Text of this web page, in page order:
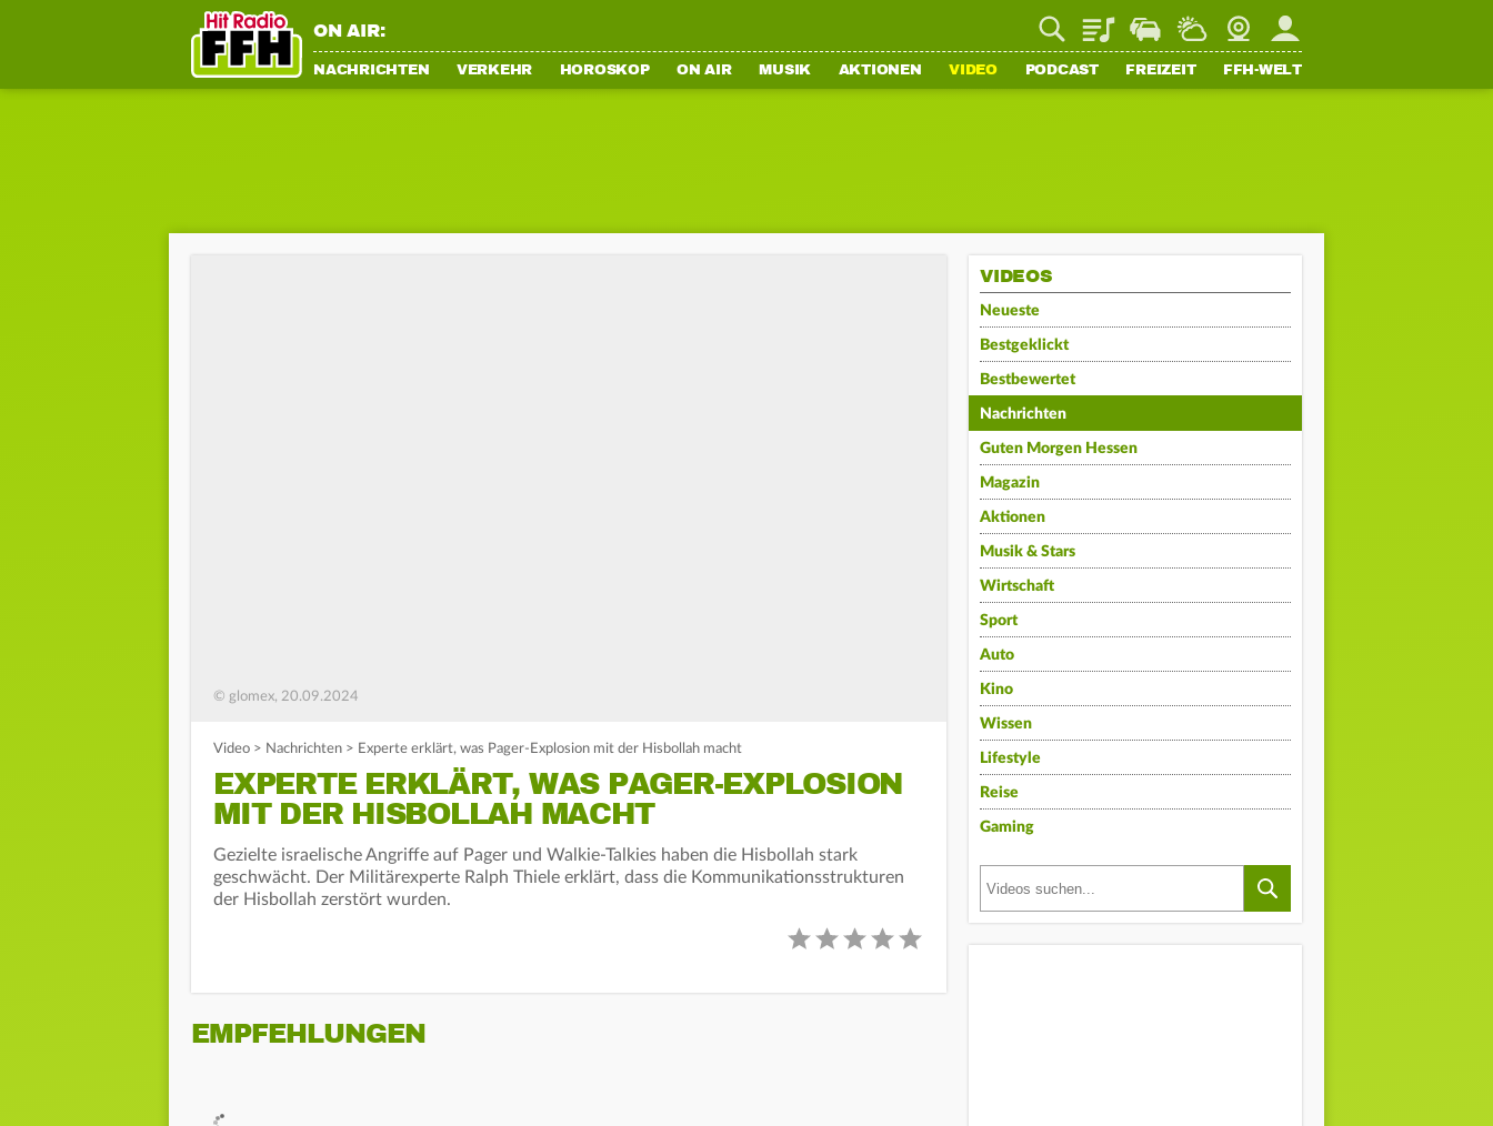
ON AIR: PlaylistStaupilotWetterWebcamMein FFH
NACHRICHTEN VERKEHR HOROSKOP ON AIR MUSIK AKTIONEN VIDEO PODCAST FREIZEIT FFH-WELT
© glomex, 20.09.2024
Video > Nachrichten > Experte erklärt, was Pager-Explosion mit der Hisbollah macht
EXPERTE ERKLÄRT, WAS PAGER-EXPLOSION
MIT DER HISBOLLAH MACHT
Gezielte israelische Angriffe auf Pager und Walkie-Talkies haben die Hisbollah stark
geschwächt. Der Militärexperte Ralph Thiele erklärt, dass die Kommunikationsstrukturen
der Hisbollah zerstört wurden.
EMPFEHLUNGEN
VIDEOS
Neueste
Bestgeklickt
Bestbewertet
Nachrichten
Guten Morgen Hessen
Magazin
Aktionen
Musik & Stars
Wirtschaft
Sport
Auto
Kino
Wissen
Lifestyle
Reise
Gaming